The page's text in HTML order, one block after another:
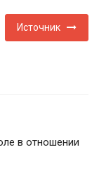
Источник
в отношении